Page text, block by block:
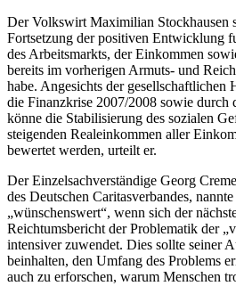
Der Volkswirt Maximilian Stockhausen
Fortsetzung der positiven Entwicklung
des Arbeitsmarkts, der Einkommen
bereits im vorherigen Armuts- und
habe. Angesichts der gesellschaftlichen
die Finanzkrise 2007/2008 sowie durch
könne die Stabilisierung des sozialen
steigenden Realeinkommen aller
bewertet werden, urteilt er.
Der Einzelsachverständige Georg
des Deutschen Caritasverbandes,
„wünschenswert“, wenn sich der
Reichtumsbericht der Problematik der
intensiver zuwendet. Dies sollte seiner
beinhalten, den Umfang des Problems
auch zu erforschen, warum Menschen